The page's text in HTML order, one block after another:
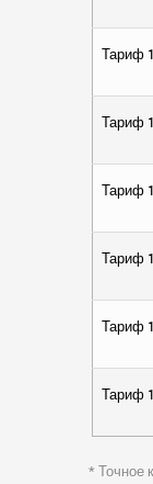
Тариф
Тариф
Тариф
Тариф
Тариф
Тариф
* Точное